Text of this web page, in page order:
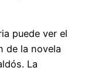
puede ver el
de la novela
La